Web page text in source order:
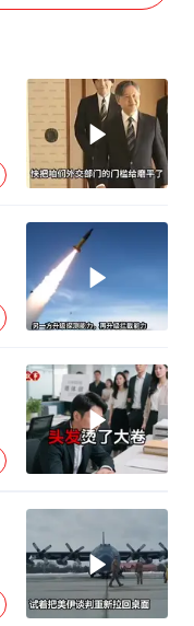
陕西柞水遭遇暴雨五千余户群众转移
蜜雪冰城员工抽烟收银 门店现已停业
嘲讽周星驰无儿女没朋友 李修贤道歉
坚持党全面领导和党中央集中统一领导